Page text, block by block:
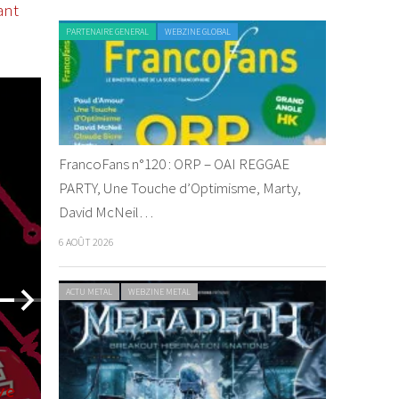
VIDEO ROCK WEBZINE ROCK CHRONIQUE ROCK
LIVE REPORT ROCK
PARTENAIRE GENERAL WEBZINE GLOBAL
FrancoFans n°120 : ORP – OAI REGGAE
PARTY, Une Touche d’Optimisme, Marty,
David McNeil…
6 AOÛT 2026
ACTU METAL WEBZINE METAL